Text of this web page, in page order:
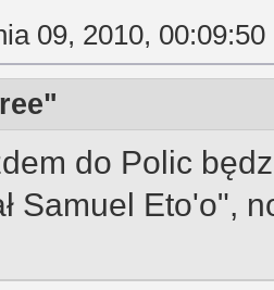
09, 2010,
do Polic
Samuel Eto'o",